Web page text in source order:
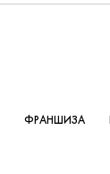
ФРАНШИЗА